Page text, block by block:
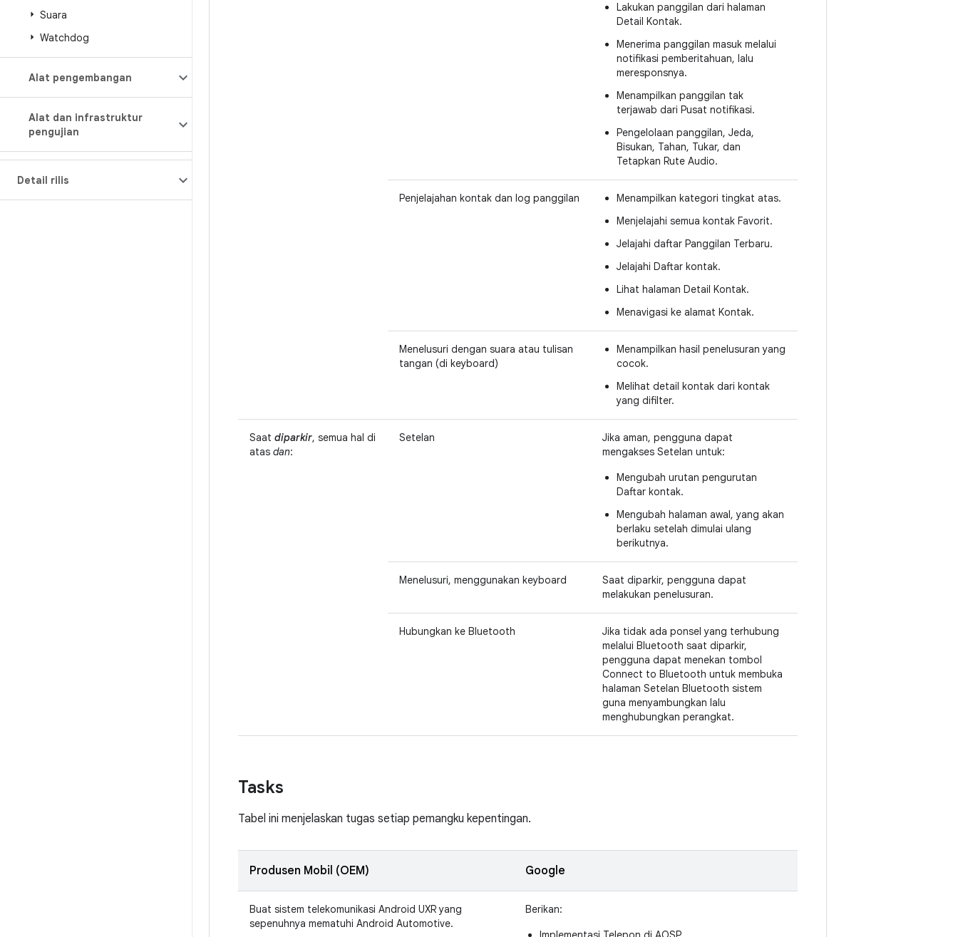
Suara
Watchdog
Alat pengembangan
Alat dan infrastruktur
pengujian
Detail rilis
Lakukan panggilan dari halaman
Detail Kontak.
Menerima panggilan masuk melalui
notifikasi pemberitahuan, lalu
meresponsnya.
Menampilkan panggilan tak
terjawab dari Pusat notifikasi.
Pengelolaan panggilan, Jeda,
Bisukan, Tahan, Tukar, dan
Tetapkan Rute Audio.
Penjelajahan kontak dan log panggilan
Menampilkan kategori tingkat atas.
Menjelajahi semua kontak Favorit.
Jelajahi daftar Panggilan Terbaru.
Jelajahi Daftar kontak.
Lihat halaman Detail Kontak.
Menavigasi ke alamat Kontak.
Menelusuri dengan suara atau tulisan
tangan (di keyboard)
Menampilkan hasil penelusuran yang
cocok.
Melihat detail kontak dari kontak
yang difilter.
Saat diparkir, semua hal di
atas dan:
Setelan
Jika aman, pengguna dapat
mengakses Setelan untuk:
Mengubah urutan pengurutan
Daftar kontak.
Mengubah halaman awal, yang akan
berlaku setelah dimulai ulang
berikutnya.
Menelusuri, menggunakan keyboard
Saat diparkir, pengguna dapat
melakukan penelusuran.
Hubungkan ke Bluetooth
Jika tidak ada ponsel yang terhubung
melalui Bluetooth saat diparkir,
pengguna dapat menekan tombol
Connect to Bluetooth untuk membuka
halaman Setelan Bluetooth sistem
guna menyambungkan lalu
menghubungkan perangkat.
Tasks
Tabel ini menjelaskan tugas setiap pemangku kepentingan.
Produsen Mobil (OEM) Google
Buat sistem telekomunikasi Android UXR yang
sepenuhnya mematuhi Android Automotive.
Berikan: